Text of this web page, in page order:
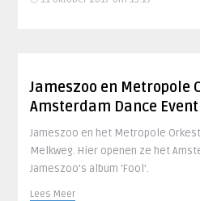
Jameszoo en Metropole
Amsterdam Dance Event
Jameszoo en het Metropole
Melkweg. Hier openen ze het
Jameszoo’s album ‘Fool’.
Lees Meer